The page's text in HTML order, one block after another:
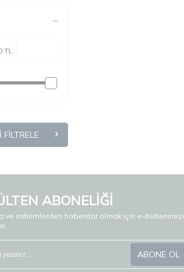
FILTRELE
ABONELİĞİ
ve indirimlerden haberdar olmak için e-
ABONE OL